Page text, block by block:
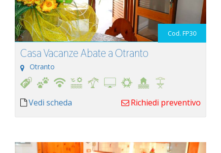
Cod. FP30
Casa Vacanze Abate a Otranto
Otranto
Vedi scheda Richiedi preventivo